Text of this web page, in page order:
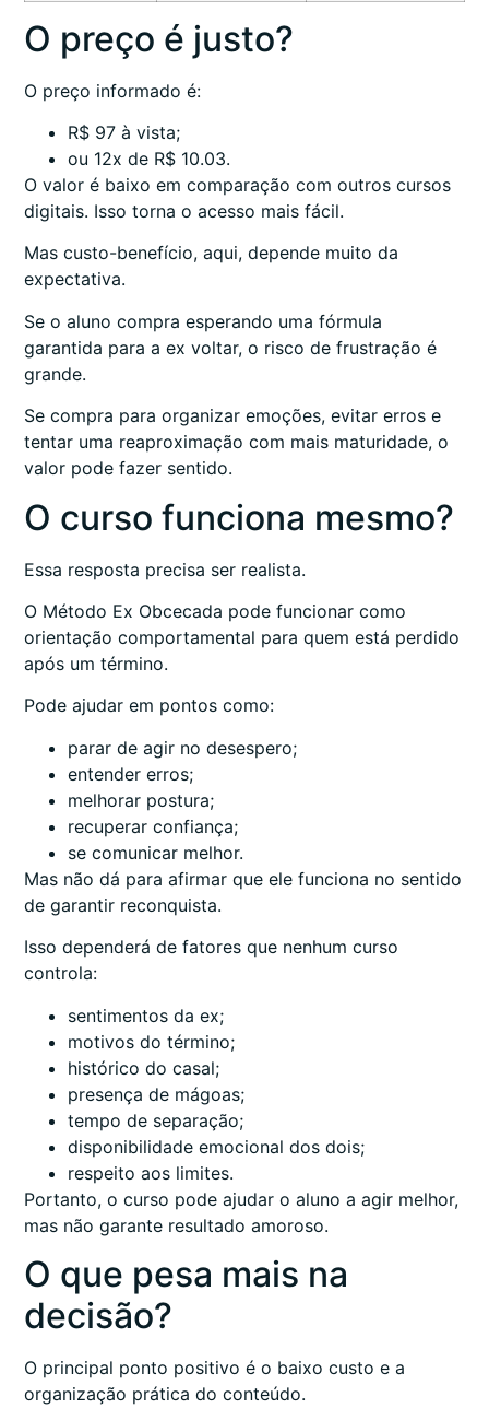
O preço é justo?
O preço informado é:
R$ 97 à vista;
ou 12x de R$ 10.03.
O valor é baixo em comparação com outros cursos
digitais. Isso torna o acesso mais fácil.
Mas custo-benefício, aqui, depende muito da
expectativa.
Se o aluno compra esperando uma fórmula
garantida para a ex voltar, o risco de frustração é
grande.
Se compra para organizar emoções, evitar erros e
tentar uma reaproximação com mais maturidade, o
valor pode fazer sentido.
O curso funciona mesmo?
Essa resposta precisa ser realista.
O Método Ex Obcecada pode funcionar como
orientação comportamental para quem está perdido
após um término.
Pode ajudar em pontos como:
parar de agir no desespero;
entender erros;
melhorar postura;
recuperar confiança;
se comunicar melhor.
Mas não dá para afirmar que ele funciona no sentido
de garantir reconquista.
Isso dependerá de fatores que nenhum curso
controla:
sentimentos da ex;
motivos do término;
histórico do casal;
presença de mágoas;
tempo de separação;
disponibilidade emocional dos dois;
respeito aos limites.
Portanto, o curso pode ajudar o aluno a agir melhor,
mas não garante resultado amoroso.
O que pesa mais na
decisão?
O principal ponto positivo é o baixo custo e a
organização prática do conteúdo.